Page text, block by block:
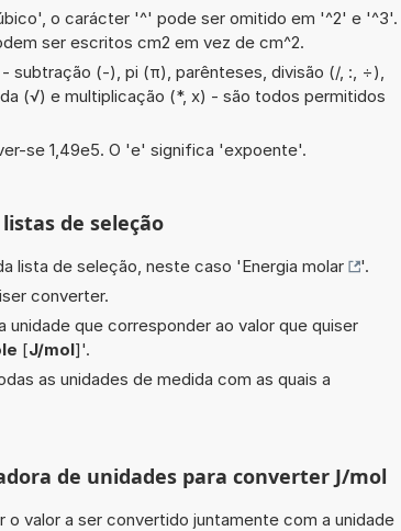
o carácter '^' pode ser omitido em '^2' e '^3'.
ser escritos cm2 em vez de cm^2.
subtração (-), pi (π), parênteses, divisão (/, :, ÷),
(√) e multiplicação (*, x) - são todos permitidos
se 1,49e5. O 'e' significa 'expoente'.
de seleção
lista de seleção, neste caso 'Energia molar
'.
converter.
unidade que corresponder ao valor que quiser
[J/mol]'.
as unidades de medida com as quais a
de unidades para converter J/mol
valor a ser convertido juntamente com a unidade